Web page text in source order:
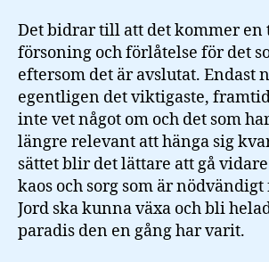
Det bidrar till att det kommer
försoning och förlåtelse för det
eftersom det är avslutat. Endast
egentligen det viktigaste,
inte vet något om och det som
längre relevant att hänga sig
sättet blir det lättare att gå
kaos och sorg som är
Jord ska kunna växa och bli
paradis den en gång har varit.